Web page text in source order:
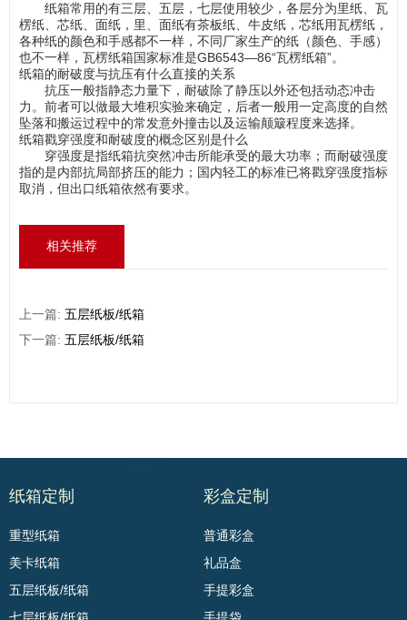
纸箱常用的有三层、五层，七层使用较少，各层分为里纸、瓦
楞纸、芯纸、面纸，里、面纸有茶板纸、牛皮纸，芯纸用瓦楞纸，
各种纸的颜色和手感都不一样，不同厂家生产的纸（颜色、手感）
也不一样，瓦楞纸箱国家标准是GB6543—86“瓦楞纸箱”。
纸箱的耐破度与抗压有什么直接的关系
抗压一般指静态力量下，耐破除了静压以外还包括动态冲击
力。前者可以做最大堆积实验来确定，后者一般用一定高度的自然
坠落和搬运过程中的常发意外撞击以及运输颠簸程度来选择。
纸箱戳穿强度和耐破度的概念区别是什么
穿强度是指纸箱抗突然冲击所能承受的最大功率；而耐破强度
指的是内部抗局部挤压的能力；国内轻工的标准已将戳穿强度指标
取消，但出口纸箱依然有要求。
相关推荐
上一篇: 五层纸板/纸箱
下一篇: 五层纸板/纸箱
纸箱定制
重型纸箱
美卡纸箱
五层纸板/纸箱
彩盒定制
普通彩盒
礼品盒
手提彩盒